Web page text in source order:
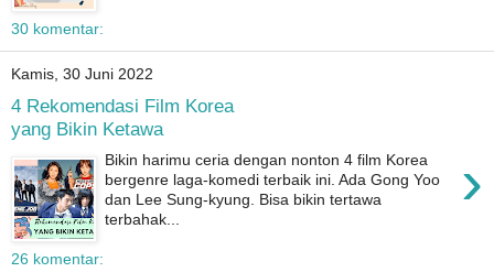
30 komentar:
Kamis, 30 Juni 2022
4 Rekomendasi Film Korea
yang Bikin Ketawa
›
Bikin harimu ceria dengan nonton 4 film Korea
bergenre laga-komedi terbaik ini. Ada Gong Yoo
dan Lee Sung-kyung. Bisa bikin tertawa
terbahak...
26 komentar: